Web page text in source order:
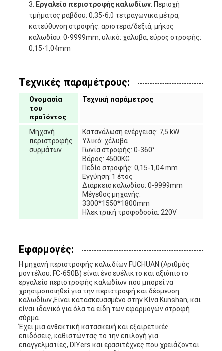
Εργαλείο περιστροφής καλωδίων: Περιοχή
τμήματος ράβδου: 0,35-6,0 τετραγωνικά μέτρα,
κατεύθυνση στροφής: αριστερά/δεξιά, μήκος
καλωδίου: 0-9999mm, υλικό: χάλυβα, εύρος στροφής:
0,15-1,04mm
Τεχνικές παραμέτρους:
Ονομασία
του
προϊόντος
Τεχνική παράμετρος
Μηχανή
περιστροφής
συρμάτων
Κατανάλωση ενέργειας: 7,5 kW
Υλικό: χάλυβα
Γωνία στροφής: 0-360°
Βάρος: 4500KG
Πεδίο στροφής: 0,15-1,04 mm
Εγγύηση: 1 έτος
Διάρκεια καλωδίου: 0-9999mm
Μέγεθος μηχανής:
3300*1550*1800mm
Ηλεκτρική τροφοδοσία: 220V
Εφαρμογές:
Η μηχανή περιστροφής καλωδίων FUCHUAN (Αριθμός
μοντέλου: FC-650B) είναι ένα ευέλικτο και αξιόπιστο
εργαλείο περιστροφής καλωδίων που μπορεί να
χρησιμοποιηθεί για την περιστροφή και δέσμευση
καλωδίων.,Είναι κατασκευασμένο στην Κίνα Kunshan, και
είναι ιδανικό για όλα τα είδη των εφαρμογών στροφή
σύρμα.
Έχει μια ανθεκτική κατασκευή και εξαιρετικές
επιδόσεις, καθιστώντας το την επιλογή για
επαγγελματίες, DIYers και ερασιτέχνες που χρειάζονται